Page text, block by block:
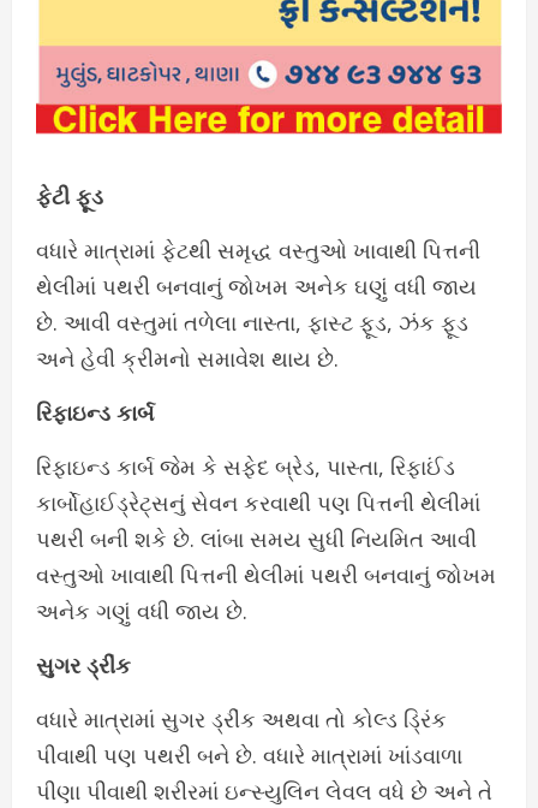
ફેટી ફૂડ
વધારે માત્રામાં ફેટથી સમૃદ્ધ વસ્તુઓ ખાવાથી પિત્તની
થેલીમાં પથરી બનવાનું જોખમ અનેક ઘણું વધી જાય
છે. આવી વસ્તુમાં તળેલા નાસ્તા, ફાસ્ટ ફૂડ, ઝંક ફૂડ
અને હેવી ક્રીમનો સમાવેશ થાય છે.
રિફાઇન્ડ કાર્બ
રિફાઇન્ડ કાર્બ જેમ કે સફેદ બ્રેડ, પાસ્તા, રિફાઈંડ
કાર્બોહાઈડ્રેટ્સનું સેવન કરવાથી પણ પિત્તની થેલીમાં
પથરી બની શકે છે. લાંબા સમય સુધી નિયમિત આવી
વસ્તુઓ ખાવાથી પિત્તની થેલીમાં પથરી બનવાનું જોખમ
અનેક ગણું વધી જાય છે.
સુગર ડ્રીંક
વધારે માત્રામાં સુગર ડ્રીંક અથવા તો કોલ્ડ ડ્રિંક
પીવાથી પણ પથરી બને છે. વધારે માત્રામાં ખાંડવાળા
પીણા પીવાથી શરીરમાં ઇન્સ્યુલિન લેવલ વધે છે અને તે